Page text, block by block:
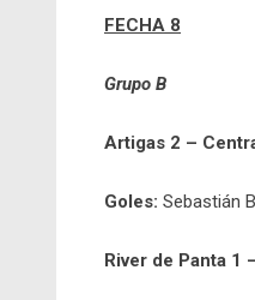
FECHA 8
Grupo B
Artigas 2 –
Goles: Sebastián
River de Panta 1